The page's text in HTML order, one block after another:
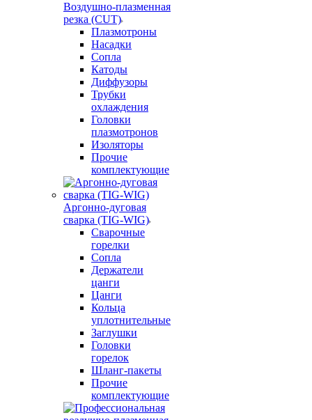
Воздушно-плазменная
резка (CUT)
Плазмотроны
Насадки
Сопла
Катоды
Диффузоры
Трубки
охлаждения
Головки
плазмотронов
Изоляторы
Прочие
комплектующие
Аргонно-дуговая
сварка (TIG-WIG)
Сварочные
горелки
Сопла
Держатели
цанги
Цанги
Кольца
уплотнительные
Заглушки
Головки
горелок
Шланг-пакеты
Прочие
комплектующие